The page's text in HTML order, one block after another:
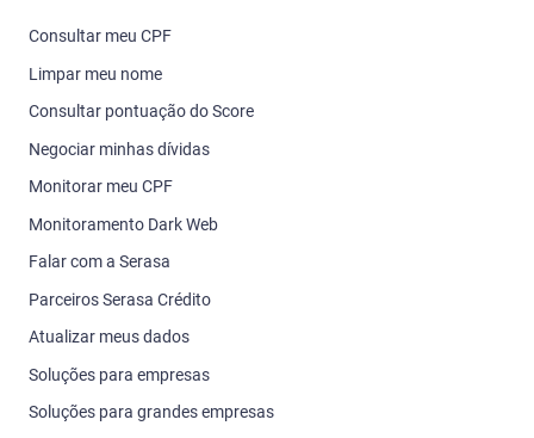
Consultar meu CPF
Limpar meu nome
Consultar pontuação do Score
Negociar minhas dívidas
Monitorar meu CPF
Monitoramento Dark Web
Falar com a Serasa
Parceiros Serasa Crédito
Atualizar meus dados
Soluções para empresas
Soluções para grandes empresas